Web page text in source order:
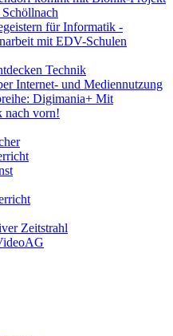
für Informatik -
mit EDV-Schulen
Technik
Internet- und Mediennutzung
Digimania+ Mit
nach vorn!
Zeitstrahl